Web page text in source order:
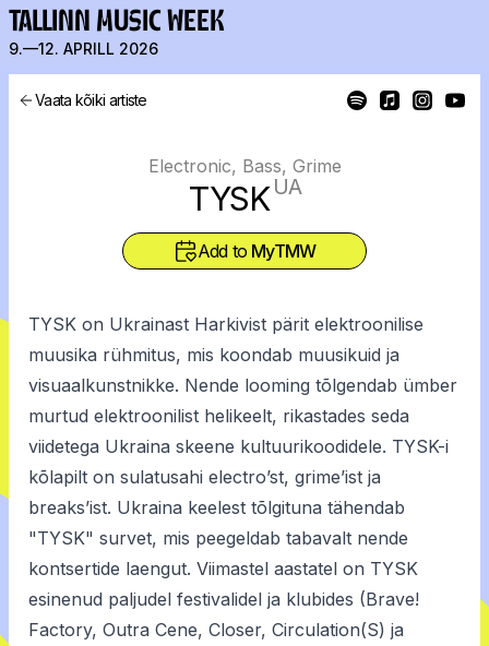
TALLINN MUSIC WEEK
9.—12. APRILL 2026
Vaata kõiki artiste
Electronic, Bass, Grime
TYSK UA
Add to MyTMW
TYSK on Ukrainast Harkivist pärit elektroonilise
muusika rühmitus, mis koondab muusikuid ja
visuaalkunstnikke. Nende looming tõlgendab ümber
murtud elektroonilist helikeelt, rikastades seda
viidetega Ukraina skeene kultuurikoodidele. TYSK-i
kõlapilt on sulatusahi electro’st, grime’ist ja
breaks’ist. Ukraina keelest tõlgituna tähendab
"TYSK" survet, mis peegeldab tabavalt nende
kontsertide laengut. Viimastel aastatel on TYSK
esinenud paljudel festivalidel ja klubides (Brave!
Factory, Outra Cene, Closer, Circulation(S) ja